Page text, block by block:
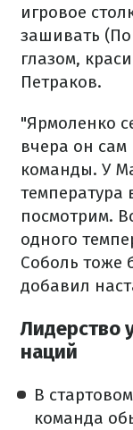
игровое
зашивать
глазом,
Петраков.
"Ярмоленко
вчера он
команды. У
температура
посмотрим.
одного
Соболь тоже
добавил
Лидерство
наций
В
команда